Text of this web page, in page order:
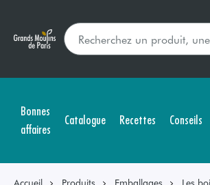
Bonnes
affaires
Catalogue Recettes Conseils